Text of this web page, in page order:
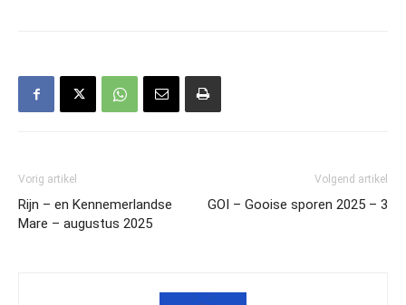
Vorig artikel
Rijn – en Kennemerlandse
Mare – augustus 2025
Volgend artikel
GOI – Gooise sporen 2025 – 3